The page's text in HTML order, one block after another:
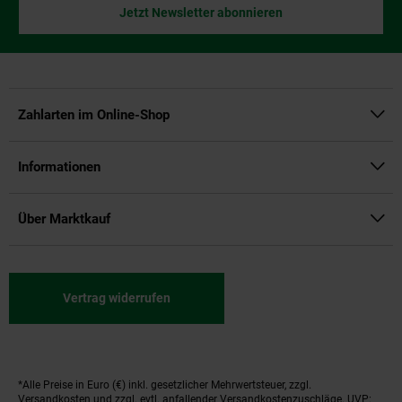
Jetzt Newsletter abonnieren
Zahlarten im Online-Shop
Informationen
Über Marktkauf
Vertrag widerrufen
Fußnoten
*Alle Preise in Euro (€) inkl. gesetzlicher Mehrwertsteuer, zzgl.
Versandkosten und zzgl. evtl. anfallender Versandkostenzuschläge. UVP: